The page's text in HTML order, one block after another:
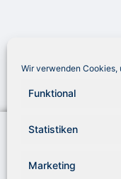
Wir verwenden Cookies,
Funktional
Statistiken
Marketing